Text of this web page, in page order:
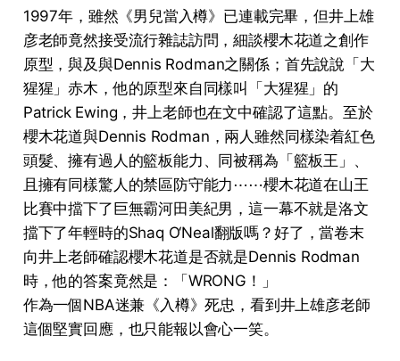
1997年，雖然《男兒當入樽》已連載完畢，但井上雄
彦老師竟然接受流行雜誌訪問，細談櫻木花道之創作
原型，與及與Dennis Rodman之關係；首先說說「大
猩猩」赤木，他的原型來自同樣叫「大猩猩」的
Patrick Ewing，井上老師也在文中確認了這點。至於
櫻木花道與Dennis Rodman，兩人雖然同樣染着紅色
頭髮、擁有過人的籃板能力、同被稱為「籃板王」、
且擁有同樣驚人的禁區防守能力⋯⋯櫻木花道在山王
比賽中擋下了巨無霸河田美紀男，這一幕不就是洛文
擋下了年輕時的Shaq O‘Neal翻版嗎？好了，當卷末
向井上老師確認櫻木花道是否就是Dennis Rodman
時，他的答案竟然是：「WRONG！」
作為一個NBA迷兼《入樽》死忠，看到井上雄彦老師
這個堅實回應，也只能報以會心一笑。